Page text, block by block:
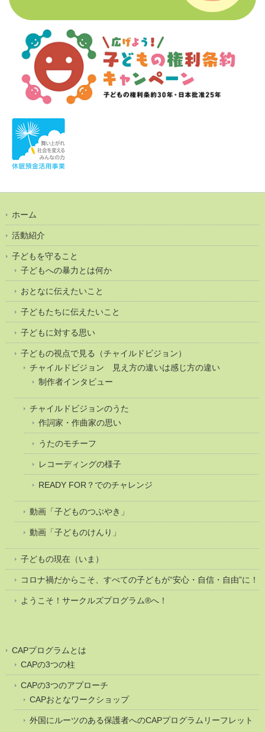
ホーム
活動紹介
子どもを守ること
子どもへの暴力とは何か
おとなに伝えたいこと
子どもたちに伝えたいこと
子どもに対する思い
子どもの視点で見る（チャイルドビジョン）
チャイルドビジョン 見え方の違いは感じ方の違い
制作者インタビュー
チャイルドビジョンのうた
作詞家・作曲家の思い
うたのモチーフ
レコーディングの様子
READY FOR？でのチャレンジ
動画「子どものつぶやき」
動画「子どものけんり」
子どもの現在（いま）
コロナ禍だからこそ、すべての子どもが“安心・自信・自由”に！
ようこそ！サークルズプログラム®へ！
CAPプログラムとは
CAPの3つの柱
CAPの3つのアプローチ
CAPおとなワークショップ
外国にルーツのある保護者へのCAPプログラムリーフレット